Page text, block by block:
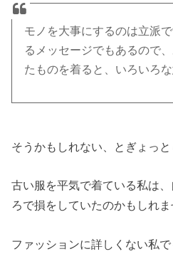
モノを大事にするのは立派
るメッセージでもあるので
たものを着ると、いろいろ
そうかもしれない、とぎょっと
古い服を平気で着ている私は
ろで損をしていたのかもしれま
ファッションに詳しくない私